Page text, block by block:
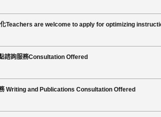
化Teachers are welcome to apply for optimizing
諮詢服務Consultation Offered
Writing and Publications Consultation Offered